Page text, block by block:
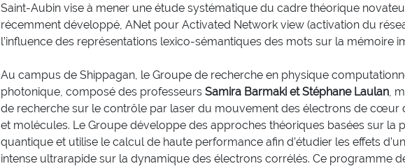
Saint-Aubin vise à mener une étude systématique du cadre théorique
récemment développé, ANet pour Activated Network view (activation du
l’influence des représentations lexico-sémantiques des mots sur la mémoire
Au campus de Shippagan, le Groupe de recherche en physique
photonique, composé des professeurs Samira Barmaki et Stéphane Laulan,
de recherche sur le contrôle par laser du mouvement des électrons de cœur
et molécules. Le Groupe développe des approches théoriques basées sur la
quantique et utilise le calcul de haute performance afin d’étudier les effets
intense ultrarapide sur la dynamique des électrons corrélés. Ce programme